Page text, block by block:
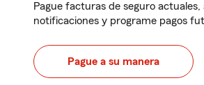
Pague facturas de seguro
notificaciones y programe pagos
Pague a su manera